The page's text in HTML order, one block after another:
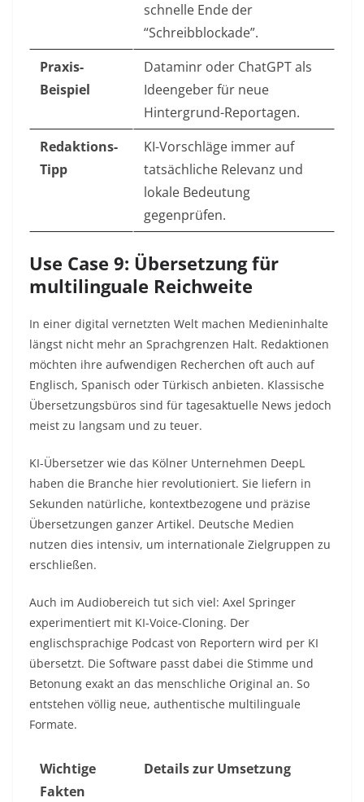
schnelle Ende der
“Schreibblockade”.
Praxis-
Beispiel
Dataminr oder ChatGPT als
Ideengeber für neue
Hintergrund-Reportagen.
Redaktions-
Tipp
KI-Vorschläge immer auf
tatsächliche Relevanz und
lokale Bedeutung
gegenprüfen.
Use Case 9: Übersetzung für
multilinguale Reichweite
In einer digital vernetzten Welt machen Medieninhalte
längst nicht mehr an Sprachgrenzen Halt. Redaktionen
möchten ihre aufwendigen Recherchen oft auch auf
Englisch, Spanisch oder Türkisch anbieten. Klassische
Übersetzungsbüros sind für tagesaktuelle News jedoch
meist zu langsam und zu teuer.
KI-Übersetzer wie das Kölner Unternehmen DeepL
haben die Branche hier revolutioniert. Sie liefern in
Sekunden natürliche, kontextbezogene und präzise
Übersetzungen ganzer Artikel. Deutsche Medien
nutzen dies intensiv, um internationale Zielgruppen zu
erschließen.
Auch im Audiobereich tut sich viel: Axel Springer
experimentiert mit KI-Voice-Cloning. Der
englischsprachige Podcast von Reportern wird per KI
übersetzt. Die Software passt dabei die Stimme und
Betonung exakt an das menschliche Original an. So
entstehen völlig neue, authentische multilinguale
Formate.
Wichtige
Fakten
Details zur Umsetzung